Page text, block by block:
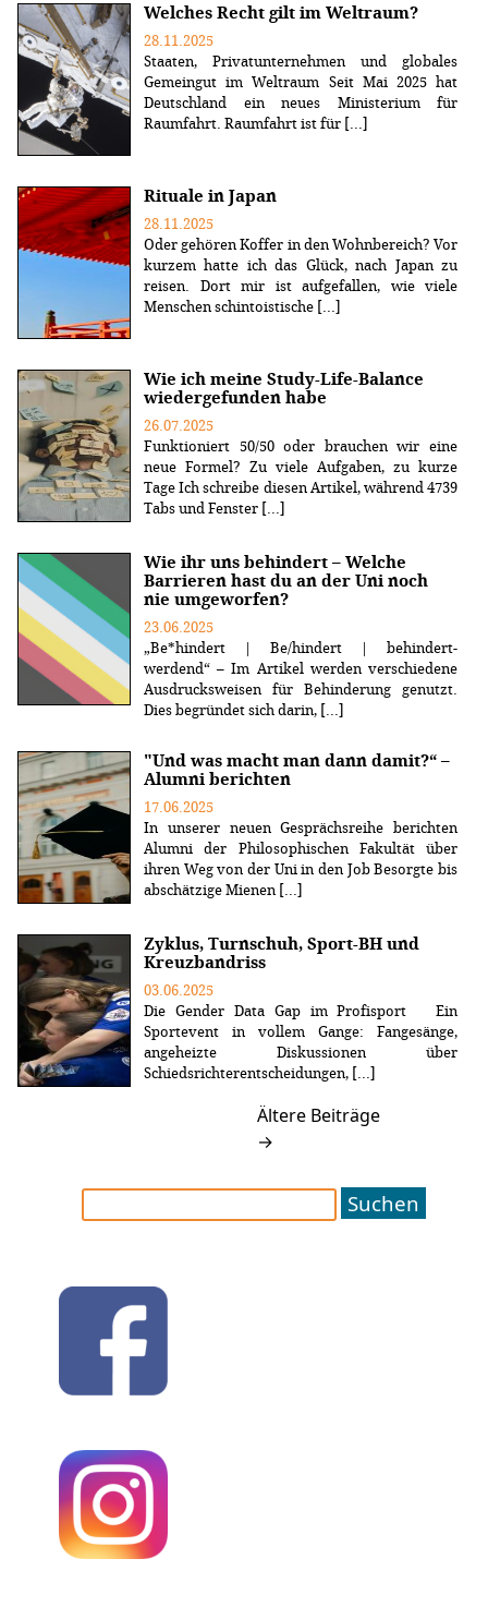
Welches Recht gilt im Weltraum?
28.11.2025
Staaten, Privatunternehmen und globales
Gemeingut im Weltraum Seit Mai 2025 hat
Deutschland ein neues Ministerium für
Raumfahrt. Raumfahrt ist für [...]
Rituale in Japan
28.11.2025
Oder gehören Koffer in den Wohnbereich? Vor
kurzem hatte ich das Glück, nach Japan zu
reisen. Dort mir ist aufgefallen, wie viele
Menschen schintoistische [...]
Wie ich meine Study-Life-Balance
wiedergefunden habe
26.07.2025
Funktioniert 50/50 oder brauchen wir eine
neue Formel? Zu viele Aufgaben, zu kurze
Tage Ich schreibe diesen Artikel, während 4739
Tabs und Fenster [...]
Wie ihr uns behindert – Welche
Barrieren hast du an der Uni noch
nie umgeworfen?
23.06.2025
„Be*hindert | Be/hindert | behindert-
werdend“ – Im Artikel werden verschiedene
Ausdrucksweisen für Behinderung genutzt.
Dies begründet sich darin, [...]
"Und was macht man dann damit?“ –
Alumni berichten
17.06.2025
In unserer neuen Gesprächsreihe berichten
Alumni der Philosophischen Fakultät über
ihren Weg von der Uni in den Job Besorgte bis
abschätzige Mienen [...]
Zyklus, Turnschuh, Sport-BH und
Kreuzbandriss
03.06.2025
Die Gender Data Gap im Profisport Ein
Sportevent in vollem Gange: Fangesänge,
angeheizte Diskussionen über
Schiedsrichterentscheidungen, [...]
Ältere Beiträge
→
Suchen